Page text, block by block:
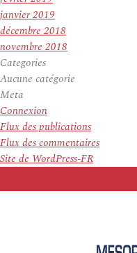
janvier 2019
décembre 2018
novembre 2018
Categories
Aucune catégorie
Meta
Connexion
Flux des publications
Flux des commentaires
Site de WordPress-FR